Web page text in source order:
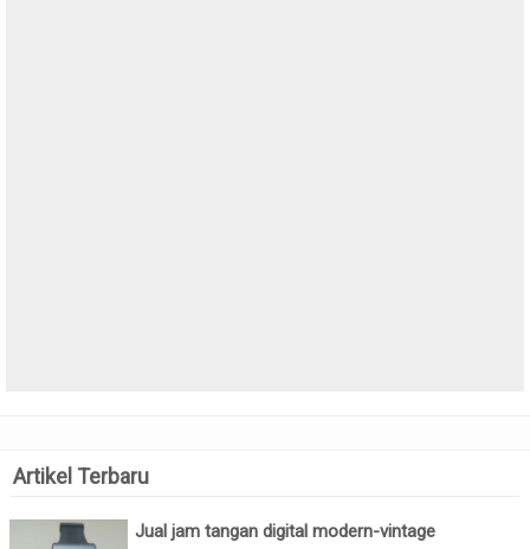
Artikel Terbaru
Jual jam tangan digital modern-vintage